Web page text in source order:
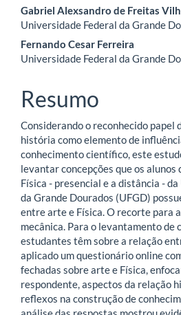
Conteúdo
do
artigo
principal
Gabriel Alexsandro de Freitas
Universidade Federal da Grande
Fernando Cesar Ferreira
Universidade Federal da Grande
Resumo
Considerando o reconhecido papel
história como elemento de
conhecimento científico, este
levantar concepções que os alunos
Física - presencial e a distância -
da Grande Dourados (UFGD)
entre arte e Física. O recorte para
mecânica. Para o levantamento de
estudantes têm sobre a relação
aplicado um questionário online
fechadas sobre arte e Física,
respondente, aspectos da relação
reflexos na construção de